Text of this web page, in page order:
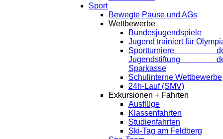
Sport
Bewegte Pause und AGs
Wettbewerbe
Bundesjugendspiele
Jugend trainiert für
Sportturniere
Jugendstiftung
Sparkasse
Schulinterne Wettbewerbe
24h-Lauf (SMV)
Exkursionen + Fahrten
Ausflüge
Klassenfahrten
Studienfahrten
Ski-Tag am Feldberg